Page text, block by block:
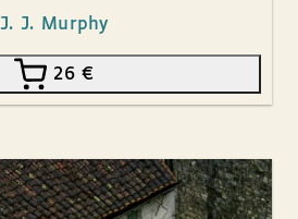
J. J. Murphy
26€